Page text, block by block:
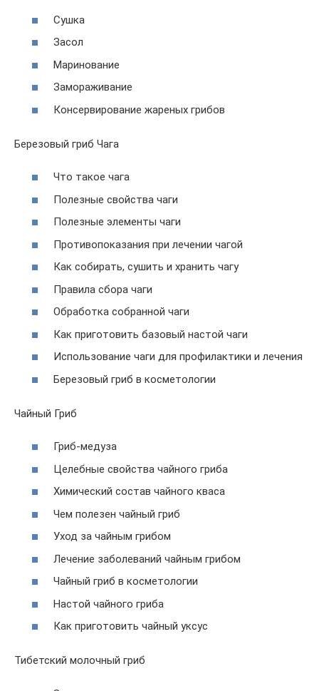
Сушка
Засол
Маринование
Замораживание
Консервирование жареных грибов
Березовый гриб Чага
Что такое чага
Полезные свойства чаги
Полезные элементы чаги
Противопоказания при лечении чагой
Как собирать, сушить и хранить чагу
Правила сбора чаги
Обработка собранной чаги
Как приготовить базовый настой чаги
Использование чаги для профилактики и лечения
Березовый гриб в косметологии
Чайный Гриб
Гриб-медуза
Целебные свойства чайного гриба
Химический состав чайного кваса
Чем полезен чайный гриб
Уход за чайным грибом
Лечение заболеваний чайным грибом
Чайный гриб в косметологии
Настой чайного гриба
Как приготовить чайный уксус
Тибетский молочный гриб